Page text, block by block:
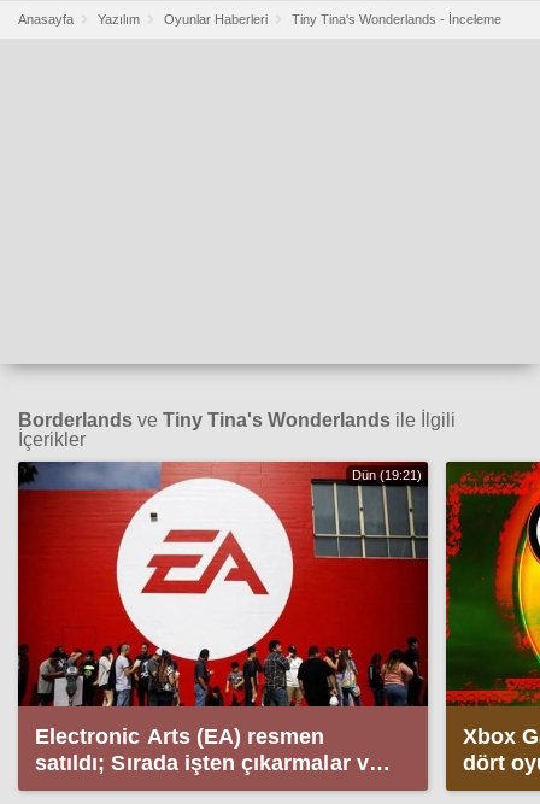
Anasayfa Yazılım Oyunlar Haberleri Tiny Tina's Wonderlands - İnceleme
Borderlands ve Tiny Tina's Wonderlands ile İlgili
İçerikler
Dün (19:21)
Electronic Arts (EA) resmen
satıldı; Sırada işten çıkarmalar ve
kapatılacak stüdyolar var
Xbox
dört